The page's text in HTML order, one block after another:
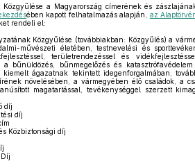
a Magyarország címerének és
ében kapott felhatalmazás alapján, az
rendeli el:
Közgyűlése (továbbiakban: Közgyűlés) a
művészeti életében, testnevelési és
területrendezéssel és
bűnüldözés, bűnmegelőzés és
kiemelt ágazatnak tekintett idegenforgalmában,
növelésében, a vármegyében élő családok, a
magatartással, tevékenységgel szerzett
díj
díj
Közbiztonsági díj